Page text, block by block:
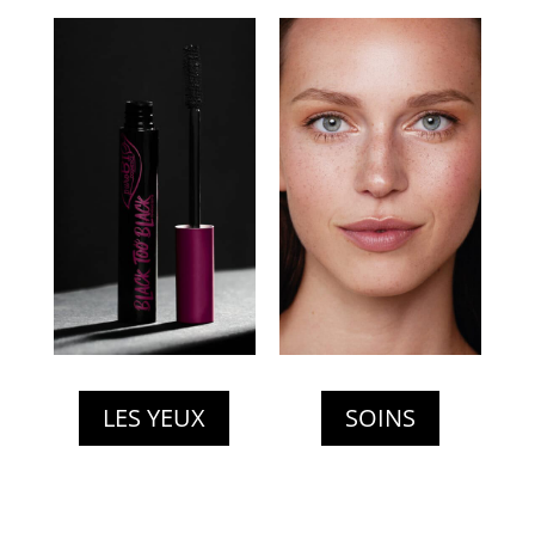
LES YEUX SOINS